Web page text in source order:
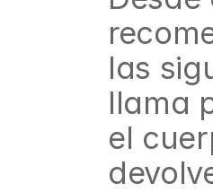
las
llama
el